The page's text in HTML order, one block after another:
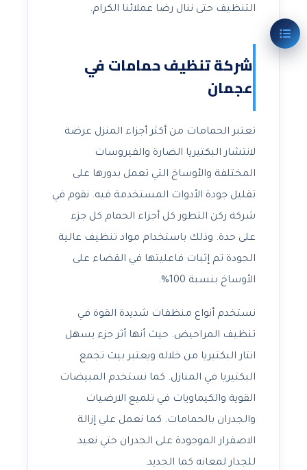
التنظيف حتى ننال رضا عملائنا الكرام.
شركة تنظيف حمامات في
عجمان
تعتبر الحمامات من أكثر أجزاء المنزل عرضة
لانتشار البكتيريا الضارة والفيروسات
المختلفة والأوساخ التي تعمل بدورها على
تقليل جودة الأدوات المستخدمة فيه. نقوم في
شركة ركن التطور كل أجزاء الحمام كل جزء
على حدة. وذلك باستخدام مواد تنظيف عالية
الجودة تم إثبات فاعليتها في القضاء على
الأوساخ بنسبة 100%.
نستخدم أنواع منظفات شديدة القوة في
تنظيف المراحيض. حيث أنها أثر جزء يسهل
انتار البكتيريا من خلاله ويعتبر بيت تجمع
البكتيريا في المنازل. كما نستخدم المبيضات
القوية والكيماويات في تلميع الارضيات
والجدران بالحمامات. كما نعمل علي إزالة
الاصفرار الموجودة على الجدران حتي نعيد
للجدار لمعانه كما الجديد.